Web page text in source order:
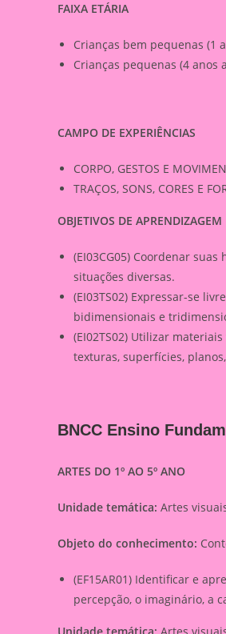
FAIXA ETÁRIA
Crianças bem pequenas (1
Crianças pequenas (4 anos
CAMPO DE EXPERIÊNCIAS
CORPO, GESTOS E
TRAÇOS, SONS, CORES E
OBJETIVOS DE APRENDIZAGEM
(EI03CG05) Coordenar
situações diversas.
(EI03TS02) Expressar-se
bidimensionais e
(EI02TS02) Utilizar
texturas, superfícies,
BNCC Ensino
ARTES DO 1º AO 5º ANO
Unidade temática: Artes
Objeto do conhecimento:
(EF15AR01) Identificar e
percepção, o imaginário, a